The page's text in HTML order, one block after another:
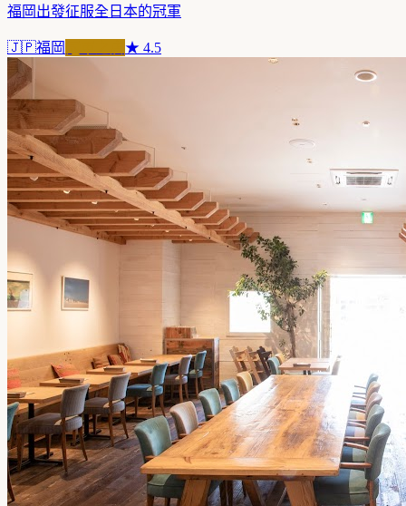
福岡出發征服全日本的冠軍
🇯🇵福岡 ★ 4.5